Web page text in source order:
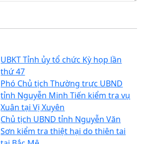
UBKT Tỉnh ủy tổ chức Kỳ họp lần
thứ 47
Phó Chủ tịch Thường trực UBND
tỉnh Nguyễn Minh Tiến kiểm tra vụ
Xuân tại Vị Xuyên
Chủ tịch UBND tỉnh Nguyễn Văn
Sơn kiểm tra thiệt hại do thiên tai